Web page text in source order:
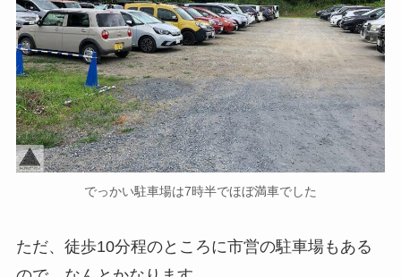
でっかい駐車場は7時半でほぼ満車でした
ただ、徒歩10分程のところに市営の駐車場もある